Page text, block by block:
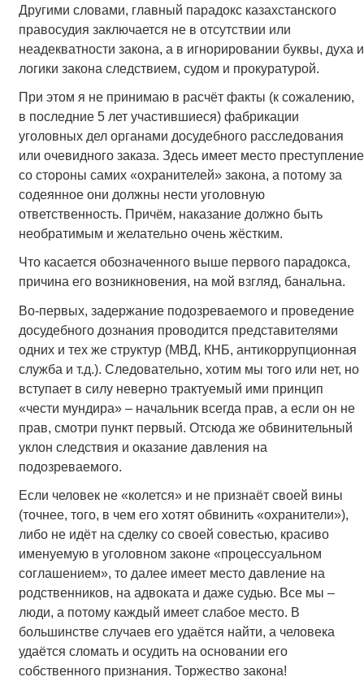
Другими словами, главный парадокс казахстанского
правосудия заключается не в отсутствии или
неадекватности закона, а в игнорировании буквы, духа и
логики закона следствием, судом и прокуратурой.
При этом я не принимаю в расчёт факты (к сожалению,
в последние 5 лет участившиеся) фабрикации
уголовных дел органами досудебного расследования
или очевидного заказа. Здесь имеет место преступление
со стороны самих «охранителей» закона, а потому за
содеянное они должны нести уголовную
ответственность. Причём, наказание должно быть
необратимым и желательно очень жёстким.
Что касается обозначенного выше первого парадокса,
причина его возникновения, на мой взгляд, банальна.
Во-первых, задержание подозреваемого и проведение
досудебного дознания проводится представителями
одних и тех же структур (МВД, КНБ, антикоррупционная
служба и т.д.). Следовательно, хотим мы того или нет, но
вступает в силу неверно трактуемый ими принцип
«чести мундира» – начальник всегда прав, а если он не
прав, смотри пункт первый. Отсюда же обвинительный
уклон следствия и оказание давления на
подозреваемого.
Если человек не «колется» и не признаёт своей вины
(точнее, того, в чем его хотят обвинить «охранители»),
либо не идёт на сделку со своей совестью, красиво
именуемую в уголовном законе «процессуальном
соглашением», то далее имеет место давление на
родственников, на адвоката и даже судью. Все мы –
люди, а потому каждый имеет слабое место. В
большинстве случаев его удаётся найти, а человека
удаётся сломать и осудить на основании его
собственного признания. Торжество закона!